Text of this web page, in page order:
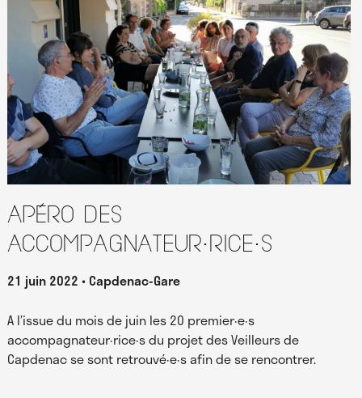
Apéro des
accompagnateur·rice·s
21 juin 2022 Capdenac-Gare
A l’issue du mois de juin les 20 premier·e·s
accompagnateur·rice·s du projet des Veilleurs de
Capdenac se sont retrouvé·e·s afin de se rencontrer.